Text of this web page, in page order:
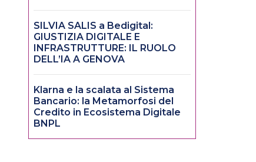
SILVIA SALIS a Bedigital:
GIUSTIZIA DIGITALE E
INFRASTRUTTURE: IL RUOLO
DELL’IA A GENOVA
Klarna e la scalata al Sistema
Bancario: la Metamorfosi del
Credito in Ecosistema Digitale
BNPL